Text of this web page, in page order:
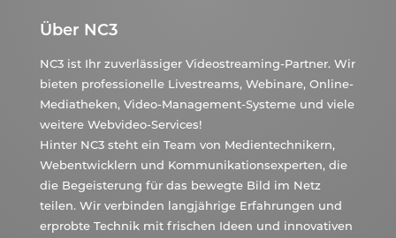
Über NC3
NC3 ist Ihr zuverlässiger Videostreaming-Partner. Wir
bieten professionelle Livestreams, Webinare, Online-
Mediatheken, Video-Management-Systeme und viele
weitere Webvideo-Services!
Hinter NC3 steht ein Team von Medientechnikern,
Webentwicklern und Kommunikationsexperten, die
die Begeisterung für das bewegte Bild im Netz
teilen. Wir verbinden langjährige Erfahrungen und
erprobte Technik mit frischen Ideen und innovativen